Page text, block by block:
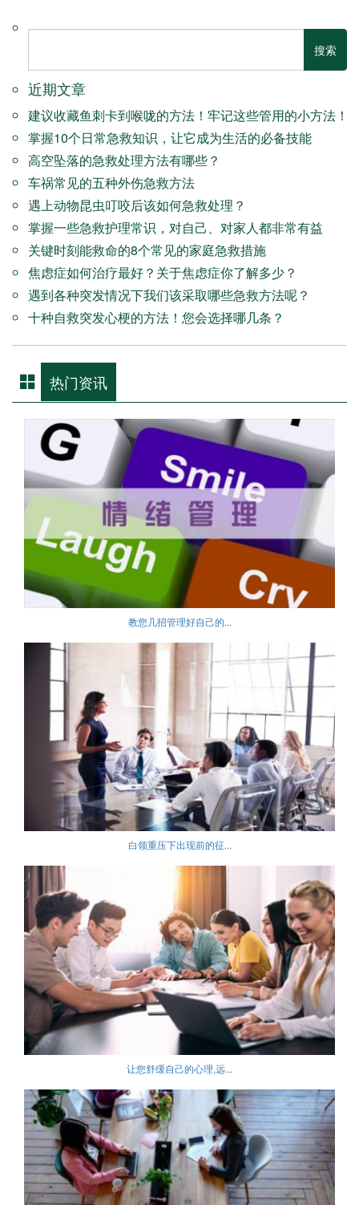
近期文章
建议收藏鱼刺卡到喉咙的方法！牢记这些管用的小方法！
掌握10个日常急救知识，让它成为生活的必备技能
高空坠落的急救处理方法有哪些？
车祸常见的五种外伤急救方法
遇上动物昆虫叮咬后该如何急救处理？
掌握一些急救护理常识，对自己、对家人都非常有益
关键时刻能救命的8个常见的家庭急救措施
焦虑症如何治疗最好？关于焦虑症你了解多少？
遇到各种突发情况下我们该采取哪些急救方法呢？
十种自救突发心梗的方法！您会选择哪几条？
热门资讯
教您几招管理好自己的...
白领重压下出现前的征...
让您舒缓自己的心理,远...